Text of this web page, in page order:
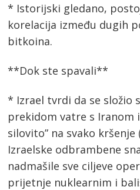
* Istorijski gledano,
korelacija između dugih
bitkoina.
**Dok ste spavali**
* Izrael tvrdi da se složio
prekidom vatre s Iranom
silovito” na svako
Izraelske odbrambene
nadmašile sve ciljeve
prijetnje nuklearnim i